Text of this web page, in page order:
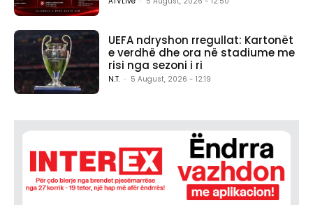
UEFA ndryshon rregullat: Kartonët
e verdhë dhe ora në stadiume me
risi nga sezoni i ri
N.T. - 5 August, 2026 - 12:19